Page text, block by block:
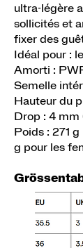
ultra-légère
sollicités et
fixer des
Idéal pour :
Amorti :
Semelle
Hauteur du
Drop : 4
Poids : 271
g pour les